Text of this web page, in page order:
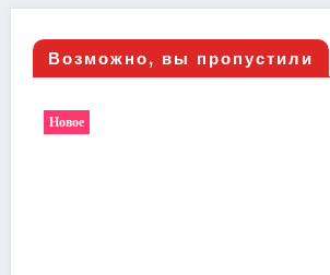
Возможно, вы пропустили
Новое